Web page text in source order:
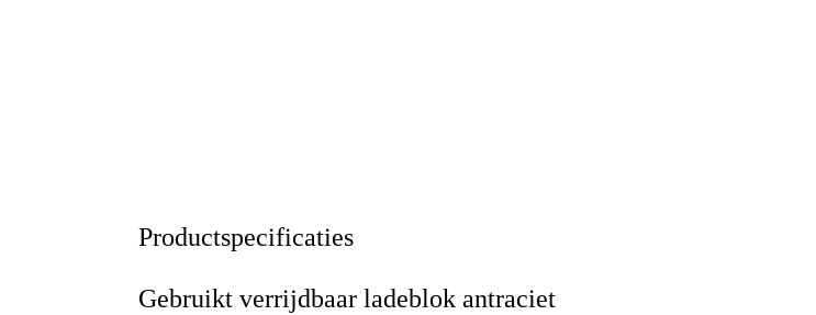
Productspecificaties
Gebruikt verrijdbaar ladeblok antraciet